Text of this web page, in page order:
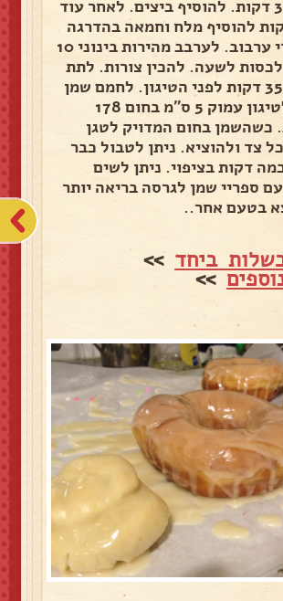
לשבת 3 דקות. להוסיף ביצים. לאחר עוד
להוסיף מלח וחמאה בהדרגה
תוך כדי ערבוב. לערבב מהירות בינוני 10
לשעה. להכין צורות. לתת
לשבת 35 דקות לפני הטיגון. לחמם שמן
בסיר לטיגון עמוק 5 ס"מ בחום 178
כשהשמן בחום המדויק לטגן
צד ולהוציא. ניתן לטבול כבר
דקות בציפוי. ניתן לשים
ספריי שמן לגרסה בריאה יותר
בטעם אחר..
ביחד >>
>>